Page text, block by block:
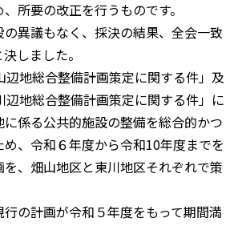
所要の改正を行うものです。
異議もなく、採決の結果、全会一致
しました。
地総合整備計画策定に関する件」及
辺地総合整備計画策定に関する件」に
係る公共的施設の整備を総合的かつ
、令和６年度から令和10年度までを
、畑山地区と東川地区それぞれで策
の計画が令和５年度をもって期間満